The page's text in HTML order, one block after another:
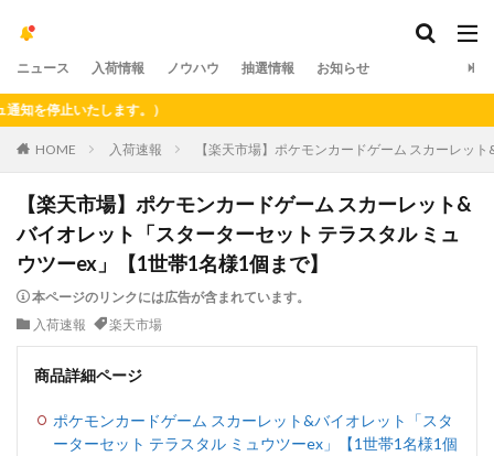
ニュース 入荷情報 ノウハウ 抽選情報 お知らせ
止いたします。）
HOME 入荷速報 【楽天市場】ポケモンカードゲーム スカーレッ
【楽天市場】ポケモンカードゲーム スカーレット&
バイオレット「スターターセット テラスタル ミュ
ウツーex」【1世帯1名様1個まで】
本ページのリンクには広告が含まれています。
入荷速報
楽天市場
商品詳細ページ
ポケモンカードゲーム スカーレット&バイオレット「スタ
ーターセット テラスタル ミュウツーex」【1世帯1名様1個